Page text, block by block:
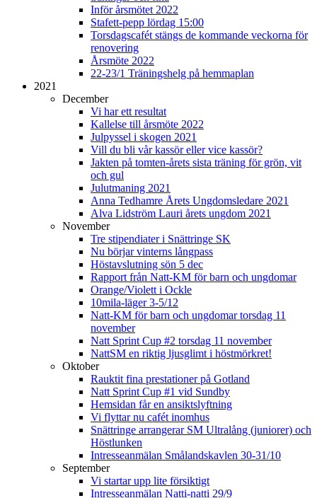
Inför årsmötet 2022
Stafett-pepp lördag 15:00
Torsdagscafét stängs de kommande veckorna för
renovering
Årsmöte 2022
22-23/1 Träningshelg på hemmaplan
2021
December
Vi har ett resultat
Kallelse till årsmöte 2022
Julpyssel i skogen 2021
Vill du bli vår kassör eller vice kassör?
Jakten på tomten-årets sista träning för grön, vit
och gul
Julutmaning 2021
Anna Tedhamre Årets Ungdomsledare 2021
Alva Lidström Lauri årets ungdom 2021
November
Tre stipendiater i Snättringe SK
Nu börjar vinterns långpass
Höstavslutning sön 5 dec
Rapport från Natt-KM för barn och ungdomar
Orange/Violett i Ockle
10mila-läger 3-5/12
Natt-KM för barn och ungdomar torsdag 11
november
Natt Sprint Cup #2 torsdag 11 november
NattSM en riktig ljusglimt i höstmörkret!
Oktober
Rauktit fina prestationer på Gotland
Natt Sprint Cup #1 vid Sundby
Hemsidan får en ansiktslyftning
Vi flyttar nu cafét inomhus
Snättringe arrangerar SM Ultralång (juniorer) och
Höstlunken
Intresseanmälan Smålandskavlen 30-31/10
September
Vi startar upp lite försiktigt
Intresseanmälan Natti-natti 29/9